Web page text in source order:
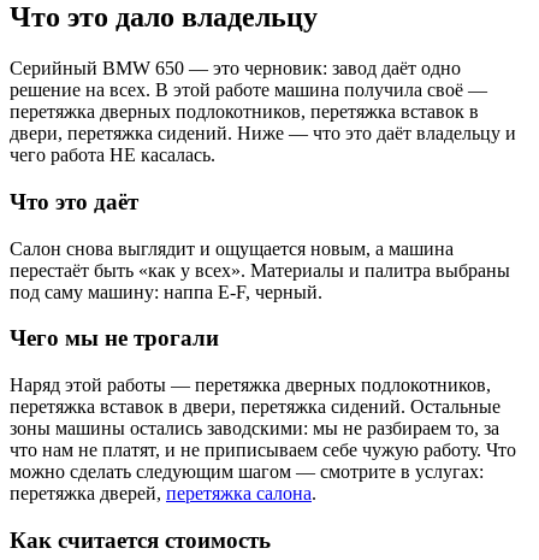
Что это дало владельцу
Серийный BMW 650 — это черновик: завод даёт одно
решение на всех. В этой работе машина получила своё —
перетяжка дверных подлокотников, перетяжка вставок в
двери, перетяжка сидений. Ниже — что это даёт владельцу и
чего работа НЕ касалась.
Что это даёт
Салон снова выглядит и ощущается новым, а машина
перестаёт быть «как у всех». Материалы и палитра выбраны
под саму машину: наппа E-F, черный.
Чего мы не трогали
Наряд этой работы — перетяжка дверных подлокотников,
перетяжка вставок в двери, перетяжка сидений. Остальные
зоны машины остались заводскими: мы не разбираем то, за
что нам не платят, и не приписываем себе чужую работу. Что
можно сделать следующим шагом — смотрите в услугах:
перетяжка дверей, перетяжка салона.
Как считается стоимость